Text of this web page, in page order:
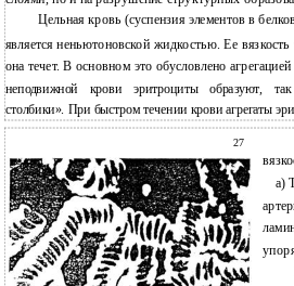
Цельная кровь (суспензия элементов в
является неньютоновской жидкостью. Ее
она течет. В основном это обусловлено
неподвижной крови эритроциты образуют,
столбики». При быстром течении крови агрегаты
27
а)